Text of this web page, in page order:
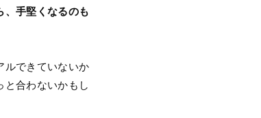
手堅くなるのも
ルできていないか
と合わないかもし